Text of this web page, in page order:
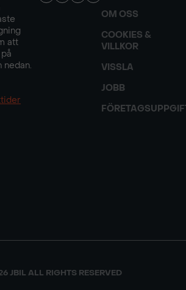
att
nedan.
OM OSS
COOKIES &
VILLKOR
VISSLA
JOBB
JBIL ALL RIGHTS RESERVED